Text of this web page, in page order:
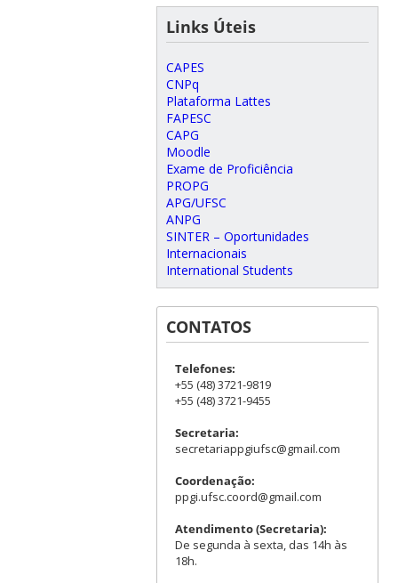
Links Úteis
CAPES
CNPq
Plataforma Lattes
FAPESC
CAPG
Moodle
Exame de Proficiência
PROPG
APG/UFSC
ANPG
SINTER – Oportunidades
Internacionais
International Students
CONTATOS
Telefones:
+55 (48) 3721-9819
+55 (48) 3721-9455
Secretaria:
secretariappgiufsc@gmail.com
Coordenação:
ppgi.ufsc.coord@gmail.com
Atendimento (Secretaria):
De segunda à sexta, das 14h às
18h.